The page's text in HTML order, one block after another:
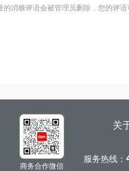
消极评语会被管理员删除，您的评
商务合作微信
关
服务热线：